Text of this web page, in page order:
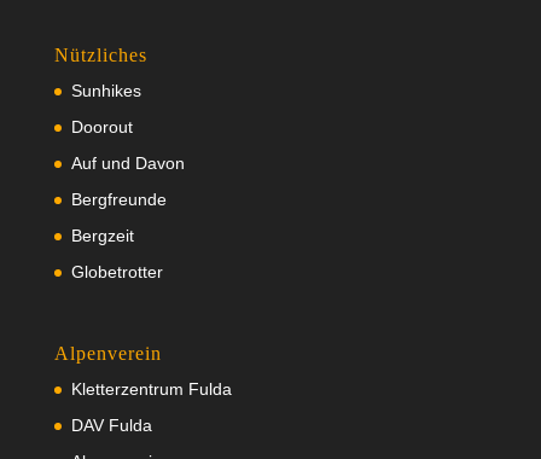
Nützliches
Sunhikes
Doorout
Auf und Davon
Bergfreunde
Bergzeit
Globetrotter
Alpenverein
Kletterzentrum Fulda
DAV Fulda